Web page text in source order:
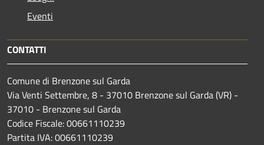
Eventi
CONTATTI
Comune di Brenzone sul Garda
Via Venti Settembre, 8 - 37010 Brenzone sul Garda (VR) -
37010 - Brenzone sul Garda
Codice Fiscale: 00661110239
Partita IVA: 00661110239